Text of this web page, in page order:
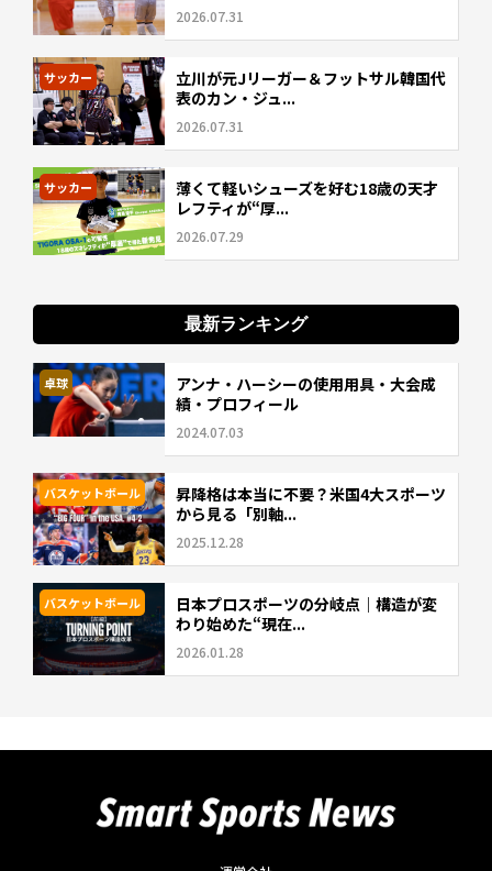
2026.07.31
サッカー
立川が元Jリーガー＆フットサル韓国代
表のカン・ジュ...
2026.07.31
サッカー
薄くて軽いシューズを好む18歳の天才
レフティが“厚...
2026.07.29
最新ランキング
卓球
アンナ・ハーシーの使用用具・大会成
績・プロフィール
2024.07.03
バスケットボール
昇降格は本当に不要？米国4大スポーツ
から見る「別軸...
2025.12.28
バスケットボール
日本プロスポーツの分岐点｜構造が変
わり始めた“現在...
2026.01.28